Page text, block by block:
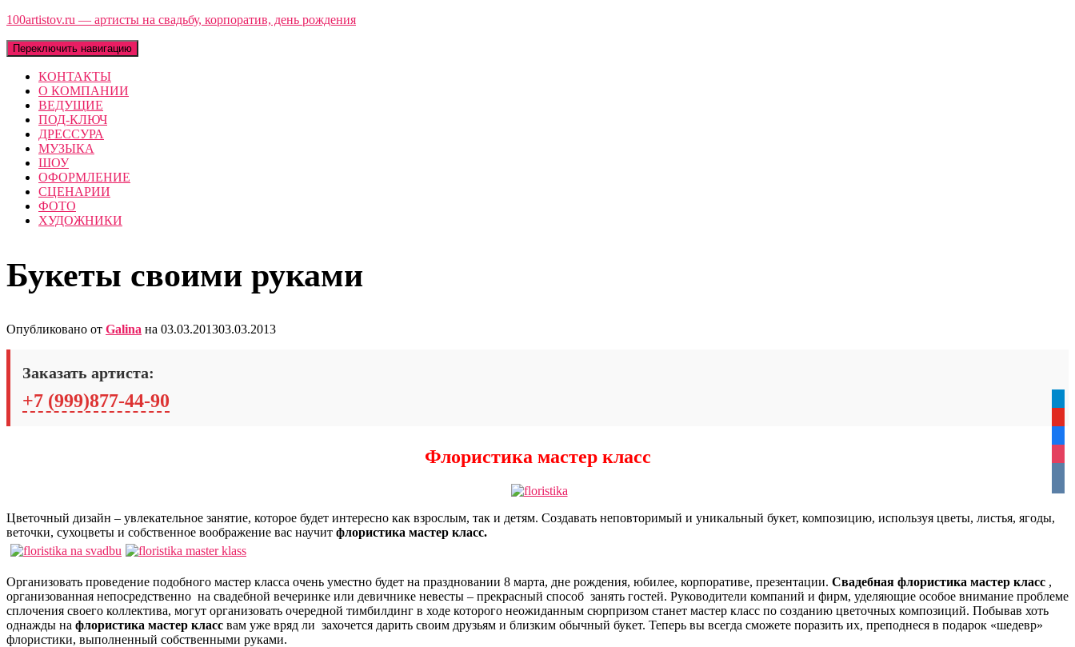
100artistov.ru — артисты на свадьбу, корпоратив, день рождения
Переключить навигацию
КОНТАКТЫ
О КОМПАНИИ
ВЕДУЩИЕ
ПОД-КЛЮЧ
ДРЕССУРА
МУЗЫКА
ШОУ
ОФОРМЛЕНИЕ
СЦЕНАРИИ
ФОТО
ХУДОЖНИКИ
Букеты своими руками
Опубликовано от Galina на 03.03.201303.03.2013
Заказать артиста:
+7 (999)877-44-90
Флористика мастер класс
Цветочный дизайн – увлекательное занятие, которое будет интересно как взрослым, так и детям. Создавать неповторимый и уникальный букет, композицию, используя цветы, листья, ягоды,
веточки, сухоцветы и собственное воображение вас научит флористика мастер класс.
Организовать проведение подобного мастер класса очень уместно будет на праздновании 8 марта, дне рождения, юбилее, корпоративе, презентации. Свадебная флористика мастер класс ,
организованная непосредственно на свадебной вечеринке или девичнике невесты – прекрасный способ занять гостей. Руководители компаний и фирм, уделяющие особое внимание проблеме
сплочения своего коллектива, могут организовать очередной тимбилдинг в ходе которого неожиданным сюрпризом станет мастер класс по созданию цветочных композиций. Побывав хоть
однажды на флористика мастер класс вам уже вряд ли захочется дарить своим друзьям и близким обычный букет. Теперь вы всегда сможете поразить их, преподнеся в подарок «шедевр»
флористики, выполненный собственными руками.